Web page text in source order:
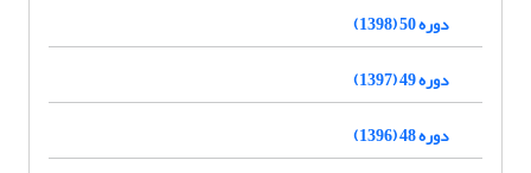
دوره 50 (1398)
دوره 49 (1397)
دوره 48 (1396)